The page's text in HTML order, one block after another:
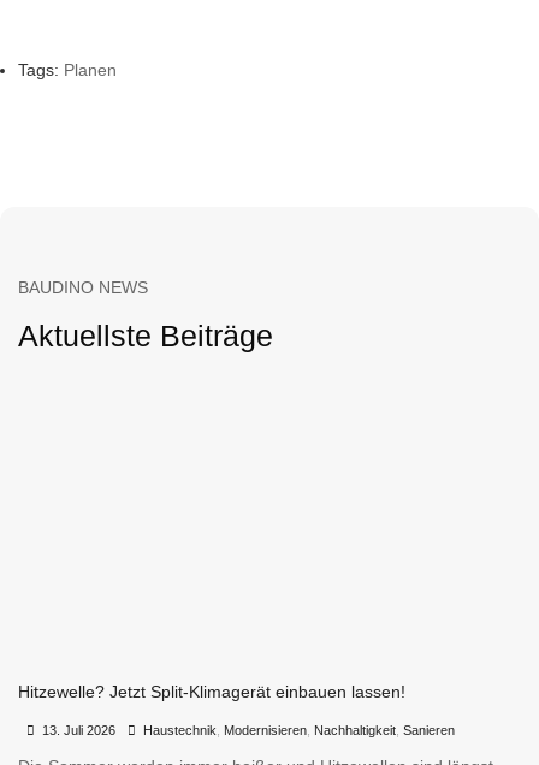
Tags: Planen
BAUDINO NEWS
Aktuellste Beiträge
Hitzewelle? Jetzt Split-Klimagerät einbauen lassen!
13. Juli 2026 Haustechnik Modernisieren Nachhaltigkeit Sanieren